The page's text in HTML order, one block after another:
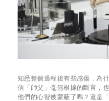
知悉整個過程後有些感傷，為
信「師父」毫無根據的斷言，
他們的心智被蒙蔽了嗎？還是